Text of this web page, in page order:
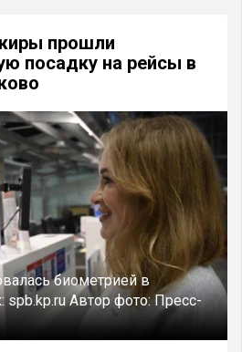
прошли
посадку на рейсы в
биометрией в
spb.kp.ruАвтор фото:Пресс-